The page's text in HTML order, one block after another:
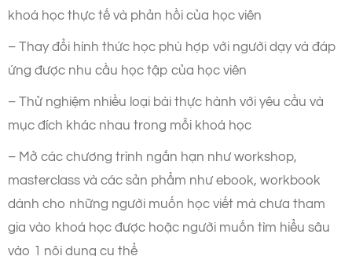
khoá học thực tế và phản hồi của học viên
– Thay đổi hình thức học phù hợp với người dạy và đáp
ứng được nhu cầu học tập của học viên
– Thử nghiệm nhiều loại bài thực hành với yêu cầu và
mục đích khác nhau trong mỗi khoá học
– Mở các chương trình ngắn hạn như workshop,
masterclass và các sản phẩm như ebook, workbook
dành cho những người muốn học viết mà chưa tham
gia vào khoá học được hoặc người muốn tìm hiểu sâu
vào 1 nội dung cụ thể